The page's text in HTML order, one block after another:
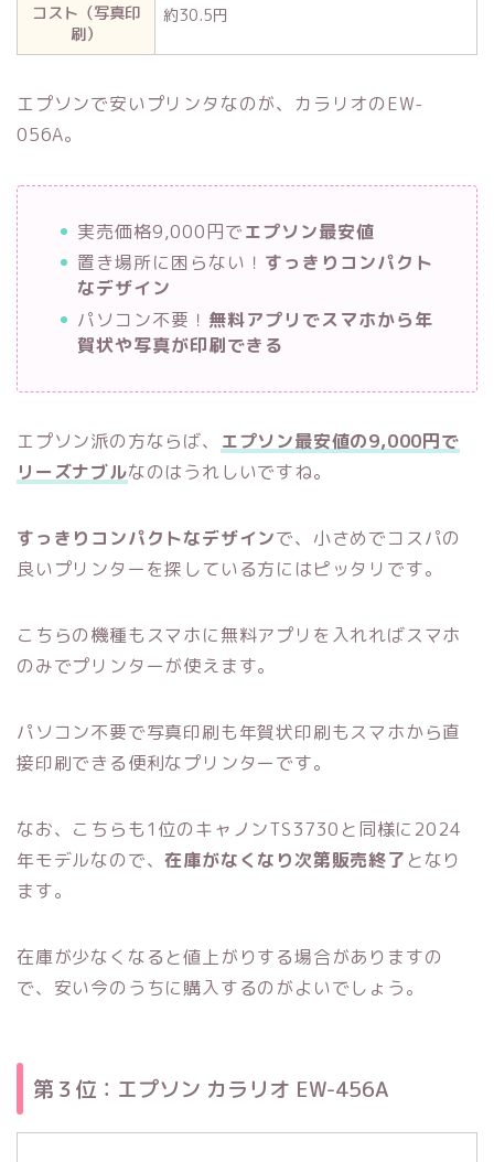
コスト（写真印
刷）
約30.5円
エプソンで安いプリンタなのが、カラリオのEW-
056A。
実売価格9,000円でエプソン最安値
置き場所に困らない！ すっきりコンパクト
なデザイン
パソコン不要！ 無料アプリでスマホから年
賀状や写真が印刷できる
エプソン派の方ならば、 エプソン最安値の9,000円で
リーズナブルなのはうれしいですね。
すっきりコンパクトなデザインで、小さめでコスパの
良いプリンターを探している方にはピッタリです。
こちらの機種もスマホに無料アプリを入れればスマホ
のみでプリンターが使えます。
パソコン不要で写真印刷も年賀状印刷もスマホから直
接印刷できる便利なプリンターです。
なお、こちらも1位のキャノンTS3730と同様に2024
年モデルなので、在庫がなくなり次第販売終了 となり
ます。
在庫が少なくなると値上がりする場合がありますの
で、安い今のうちに購入するのがよいでしょう。
第３位：エプソン カラリオ EW-456A